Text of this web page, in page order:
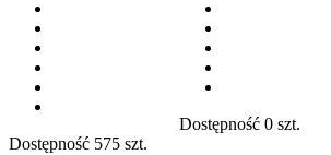
Dostępność 575 szt.
Dostępność 0 szt.